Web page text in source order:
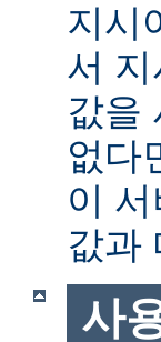
지시
서
값을
없다
이
값과
사